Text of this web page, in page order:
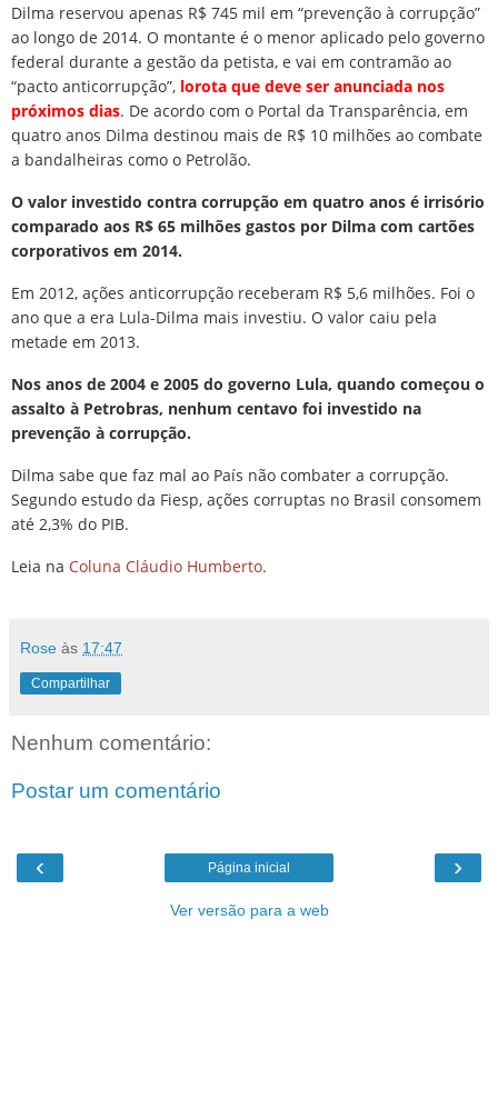
Dilma reservou apenas R$ 745 mil em “prevenção à corrupção”
ao longo de 2014. O montante é o menor aplicado pelo governo
federal durante a gestão da petista, e vai em contramão ao
“pacto anticorrupção”, lorota que deve ser anunciada nos
próximos dias. De acordo com o Portal da Transparência, em
quatro anos Dilma destinou mais de R$ 10 milhões ao combate
a bandalheiras como o Petrolão.
O valor investido contra corrupção em quatro anos é irrisório
comparado aos R$ 65 milhões gastos por Dilma com cartões
corporativos em 2014.
Em 2012, ações anticorrupção receberam R$ 5,6 milhões. Foi o
ano que a era Lula-Dilma mais investiu. O valor caiu pela
metade em 2013.
Nos anos de 2004 e 2005 do governo Lula, quando começou o
assalto à Petrobras, nenhum centavo foi investido na
prevenção à corrupção.
Dilma sabe que faz mal ao País não combater a corrupção.
Segundo estudo da Fiesp, ações corruptas no Brasil consomem
até 2,3% do PIB.
Leia na Coluna Cláudio Humberto.
Rose às 17:47
Compartilhar
Nenhum comentário:
Postar um comentário
‹ ›
Página inicial
Ver versão para a web